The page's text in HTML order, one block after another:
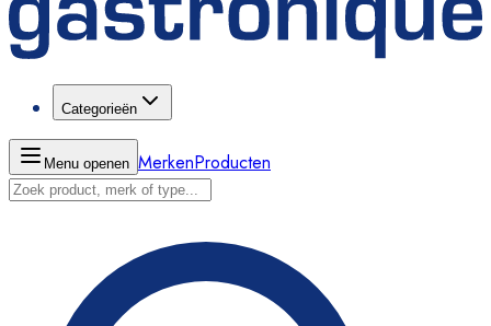
Categorieën
Menu openen MerkenProducten